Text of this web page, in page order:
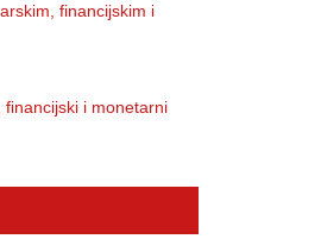
financijskim i
i monetarni